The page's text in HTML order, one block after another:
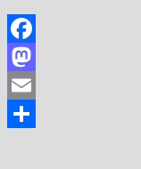
Facebook
Mastodon
Email